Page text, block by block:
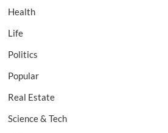
Health
Life
Politics
Popular
Real Estate
Science & Tech